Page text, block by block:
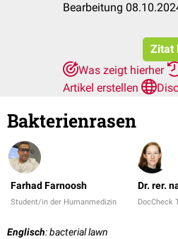
Bearbeitung
Zitat
Was zeigt hierher
Artikel erstellen
Bakterienrasen
Farhad Farnoosh
Student/in der Humanmedizin
Dr. rer.
DocCheck
Englisch: bacterial lawn